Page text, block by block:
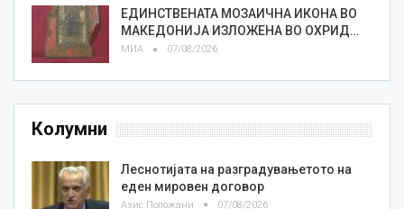
ЕДИНСТВЕНАТА МОЗАИЧНА ИКОНА ВО
МАКЕДОНИЈА ИЗЛОЖЕНА ВО ОХРИД…
МИА 07/08/2026
Колумни
Леснотијата на разградувањетото на
еден мировен договор
Азис Положани 07/08/2026